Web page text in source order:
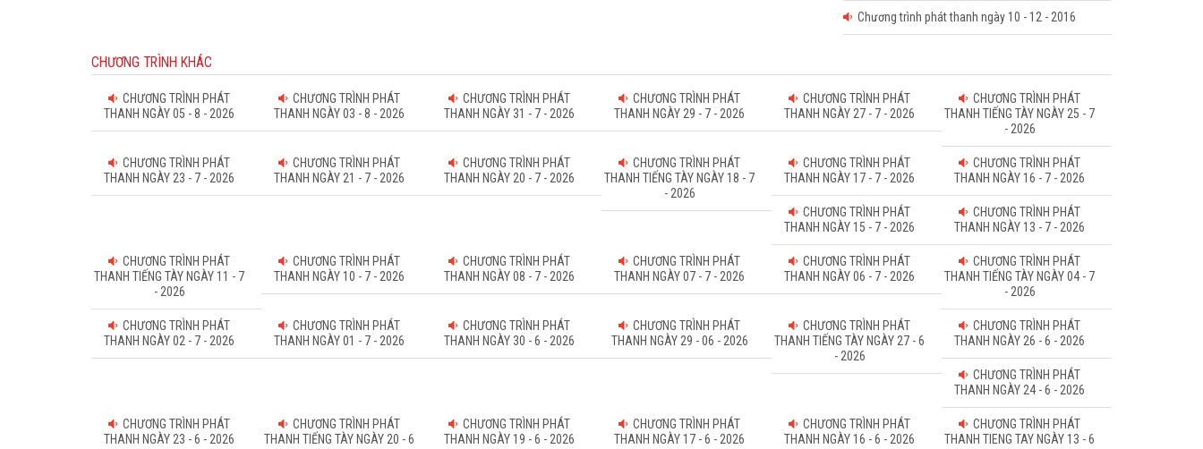
Chương trình phát thanh ngày 10 - 12 - 2016
CHƯƠNG TRÌNH KHÁC
CHƯƠNG TRÌNH PHÁT
THANH NGÀY 05 - 8 - 2026
CHƯƠNG TRÌNH PHÁT
THANH NGÀY 03 - 8 - 2026
CHƯƠNG TRÌNH PHÁT
THANH NGÀY 31 - 7 - 2026
CHƯƠNG TRÌNH PHÁT
THANH NGÀY 29 - 7 - 2026
CHƯƠNG TRÌNH PHÁT
THANH NGÀY 27 - 7 - 2026
CHƯƠNG TRÌNH PHÁT
THANH TIẾNG TÀY NGÀY 25 - 7
- 2026
CHƯƠNG TRÌNH PHÁT
THANH NGÀY 23 - 7 - 2026
CHƯƠNG TRÌNH PHÁT
THANH NGÀY 21 - 7 - 2026
CHƯƠNG TRÌNH PHÁT
THANH NGÀY 20 - 7 - 2026
CHƯƠNG TRÌNH PHÁT
THANH TIẾNG TÀY NGÀY 18 - 7
- 2026
CHƯƠNG TRÌNH PHÁT
THANH NGÀY 17 - 7 - 2026
CHƯƠNG TRÌNH PHÁT
THANH NGÀY 16 - 7 - 2026
CHƯƠNG TRÌNH PHÁT
THANH NGÀY 15 - 7 - 2026
CHƯƠNG TRÌNH PHÁT
THANH NGÀY 13 - 7 - 2026
CHƯƠNG TRÌNH PHÁT
THANH TIẾNG TÀY NGÀY 11 - 7
- 2026
CHƯƠNG TRÌNH PHÁT
THANH NGÀY 10 - 7 - 2026
CHƯƠNG TRÌNH PHÁT
THANH NGÀY 08 - 7 - 2026
CHƯƠNG TRÌNH PHÁT
THANH NGÀY 07 - 7 - 2026
CHƯƠNG TRÌNH PHÁT
THANH NGÀY 06 - 7 - 2026
CHƯƠNG TRÌNH PHÁT
THANH TIẾNG TÀY NGÀY 04 - 7
- 2026
CHƯƠNG TRÌNH PHÁT
THANH NGÀY 02 - 7 - 2026
CHƯƠNG TRÌNH PHÁT
THANH NGÀY 01 - 7 - 2026
CHƯƠNG TRÌNH PHÁT
THANH NGÀY 30 - 6 - 2026
CHƯƠNG TRÌNH PHÁT
THANH NGÀY 29 - 06 - 2026
CHƯƠNG TRÌNH PHÁT
THANH TIẾNG TÀY NGÀY 27 - 6
- 2026
CHƯƠNG TRÌNH PHÁT
THANH NGÀY 26 - 6 - 2026
CHƯƠNG TRÌNH PHÁT
THANH NGÀY 24 - 6 - 2026
CHƯƠNG TRÌNH PHÁT
THANH NGÀY 23 - 6 - 2026
CHƯƠNG TRÌNH PHÁT
THANH TIẾNG TÀY NGÀY 20 - 6
CHƯƠNG TRÌNH PHÁT
THANH NGÀY 19 - 6 - 2026
CHƯƠNG TRÌNH PHÁT
THANH NGÀY 17 - 6 - 2026
CHƯƠNG TRÌNH PHÁT
THANH NGÀY 16 - 6 - 2026
CHƯƠNG TRÌNH PHÁT
THANH TIENG TAY NGÀY 13 - 6